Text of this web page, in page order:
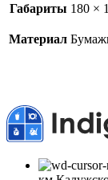
Габариты 180 ×
Материал